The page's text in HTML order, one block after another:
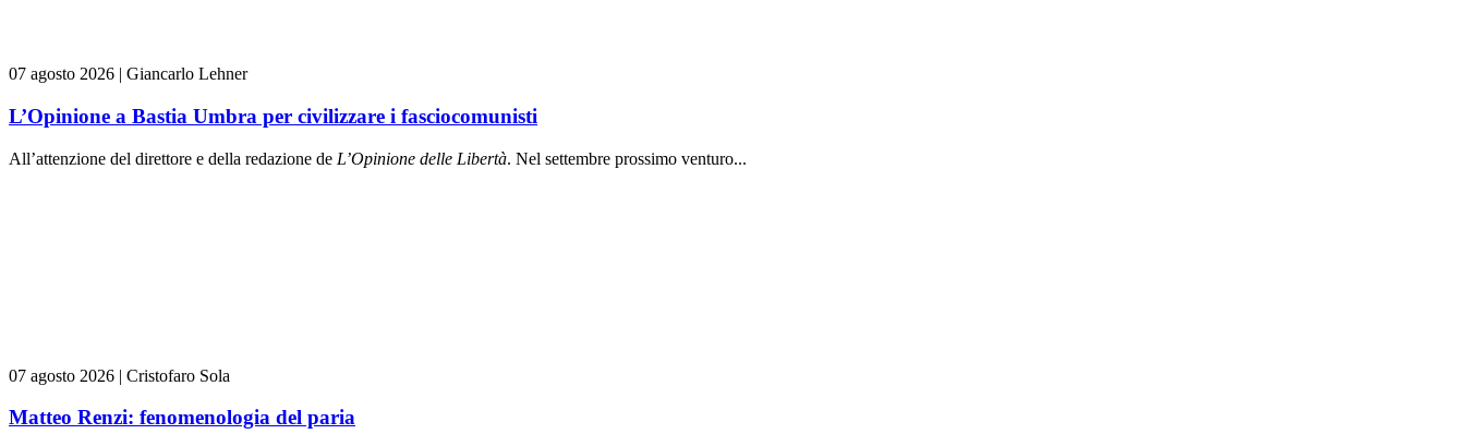
07 agosto 2026 | Giancarlo Lehner
L’Opinione a Bastia Umbra per civilizzare i fasciocomunisti
All’attenzione del direttore e della redazione de L’Opinione delle Libertà. Nel settembre prossimo venturo...
07 agosto 2026 | Cristofaro Sola
Matteo Renzi: fenomenologia del paria